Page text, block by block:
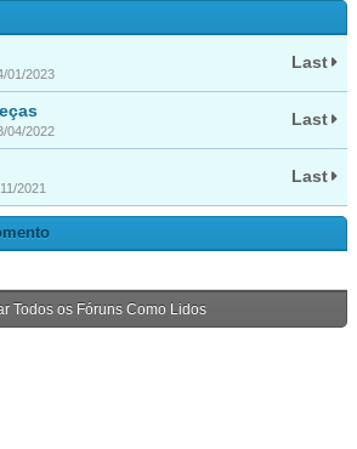
01/2023
Last
04/2022
Last
2021
Last
Todos os Fóruns Como Lidos